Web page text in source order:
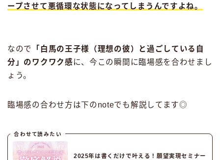
ープさせて悪循環な状態になってしまうんですよね。
なので
「白馬の王子様（理想の彼）と過ごしている自
分」のワクワク感 に、今この瞬間に臨場感を合わせまし
ょう。
臨場感の合わせ方は下のnoteでも解説してます◎
合わせて読みたい
2025年は書くだけで叶える！願望実現セミナー